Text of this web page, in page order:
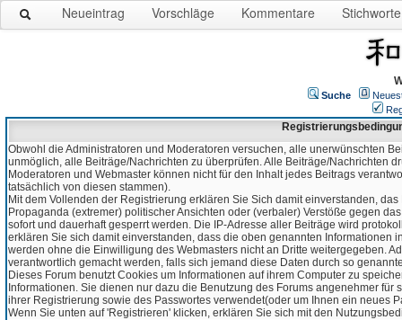
Neueintrag Vorschläge Kommentare Stichworte
Suche
Obwohl die Administratoren und Moderatoren versuchen, alle unerwünschten
unmöglich, alle Beiträge/Nachrichten zu überprüfen. Alle Beiträge/Nachrichten
Moderatoren und Webmaster können nicht für den Inhalt jedes Beitrags
tatsächlich von diesen stammen).
Mit dem Vollenden der Registrierung erklären Sie Sich damit einverstanden,
Propaganda (extremer) politischer Ansichten oder (verbaler) Verstöße gegen
sofort und dauerhaft gesperrt werden. Die IP-Adresse aller Beiträge wird
erklären Sie sich damit einverstanden, dass die oben genannten Informationen
werden ohne die Einwilligung des Webmasters nicht an Dritte weitergegeben.
verantwortlich gemacht werden, falls sich jemand diese Daten durch so
Dieses Forum benutzt Cookies um Informationen auf ihrem Computer zu
Informationen. Sie dienen nur dazu die Benutzung des Forums angenehmer
ihrer Registrierung sowie des Passwortes verwendet(oder um Ihnen ein neues
Wenn Sie unten auf 'Registrieren' klicken, erklären Sie sich mit den